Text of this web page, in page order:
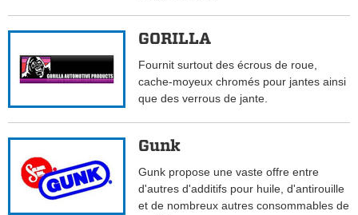
GORILLA
Fournit surtout des écrous de roue,
cache-moyeux chromés pour jantes ainsi
que des verrous de jante.
Gunk
Gunk propose une vaste offre entre
d'autres d'additifs pour huile, d'antirouille
et de nombreux autres consommables de